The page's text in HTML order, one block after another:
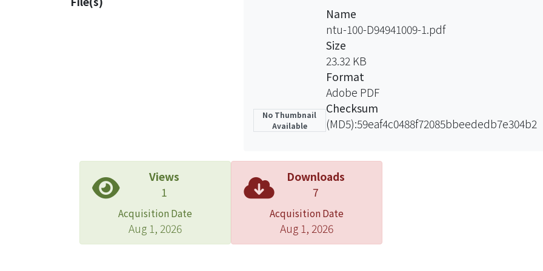
光源，摻鈦藍寶石單纖衣晶體光纖可以產生功率達2.45 mW
驗量測到的縱向解析度為1.5微米，縱向影像畫素間之串音，
與正負三階非相鄰畫素各為-42.7 dB及-49.5 dB；使用532奈米
單模晶體光纖可以用來改善晶體光纖光源之輸出光束品質，使
衣晶體光纖，與使用SF57HHT高折射率玻璃作為纖衣材料製
降低晶纖的數值孔徑，然而這兩種晶纖仍然是多模態；利用
大纖心直徑光纖仍可以達成單一橫向模態，我們提出使用N-
波折射率反導波摻鈦藍寶石單纖衣晶體光纖之設計。
No Thumbnail
Available
Name
ntu-100-D94941009-1.pdf
Size
23.32 KB
Format
Adobe PDF
Checksum
(MD5):59eaf4c0488f72085bbeededb7e304b2
Views
1
Acquisition Date
Aug 1, 2026
Downloads
7
Acquisition Date
Aug 1, 2026